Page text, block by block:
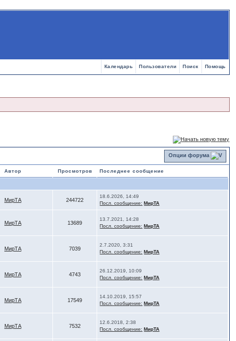
Помощь
Поиск
Пользователи
Календарь
Опции форума
Автор Просмотров Последнее сообщение
МирТА 244722
18.6.2026, 14:49
Посл. сообщение: МирТА
МирТА 13689
13.7.2021, 14:28
Посл. сообщение: МирТА
МирТА 7039
2.7.2020, 3:31
Посл. сообщение: МирТА
МирТА 4743
26.12.2019, 10:09
Посл. сообщение: МирТА
МирТА 17549
14.10.2019, 15:57
Посл. сообщение: МирТА
МирТА 7532
12.6.2018, 2:38
Посл. сообщение: МирТА